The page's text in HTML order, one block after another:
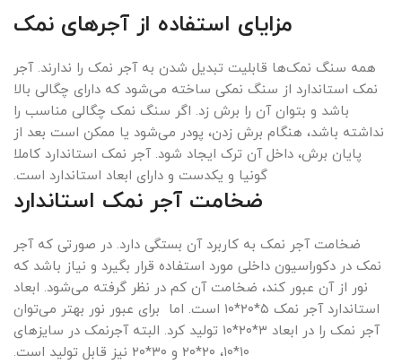
مزایای استفاده از آجرهای نمک
همه سنگ‌ نمک‌ها قابلیت تبدیل شدن به آجر نمک را ندارند. آجر
نمک استاندارد از سنگ نمکی ساخته می‌شود که دارای چگالی بالا
باشد و بتوان آن را برش زد. اگر سنگ نمک چگالی مناسب را
نداشته باشد، هنگام برش زدن، پودر می‌شود یا ممکن است بعد از
پایان برش، داخل آن ترک ایجاد شود. آجر نمک استاندارد کاملا
گونیا و یکدست و دارای ابعاد استاندارد است.
ضخامت آجر نمک استاندارد
ضخامت آجر نمک به کاربرد آن بستگی دارد. در صورتی که آجر
نمک در دکوراسیون داخلی مورد استفاده قرار بگیرد و نیاز باشد که
نور از آن عبور کند، ضخامت آن کم در نظر گرفته می‌شود. ابعاد
استاندارد آجر نمک ۵*۲۰*۱۰ است. اما برای عبور نور بهتر می‌توان
آجر نمک را در ابعاد ۳*۲۰*۱۰ تولید کرد. البته آجرنمک در سایزهای
۱۰*۱۰، ۲۰*۲۰ و ۳۰*۲۰ نیز قابل تولید است.